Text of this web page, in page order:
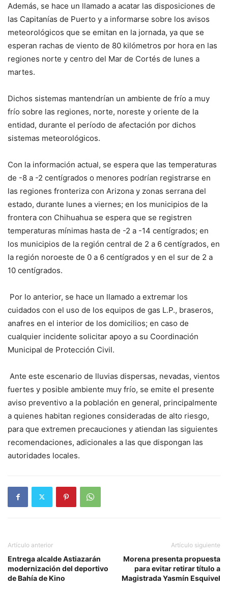
Además, se hace un llamado a acatar las disposiciones de
las Capitanías de Puerto y a informarse sobre los avisos
meteorológicos que se emitan en la jornada, ya que se
esperan rachas de viento de 80 kilómetros por hora en las
regiones norte y centro del Mar de Cortés de lunes a
martes.
Dichos sistemas mantendrían un ambiente de frío a muy
frío sobre las regiones, norte, noreste y oriente de la
entidad, durante el período de afectación por dichos
sistemas meteorológicos.
Con la información actual, se espera que las temperaturas
de -8 a -2 centígrados o menores podrían registrarse en
las regiones fronteriza con Arizona y zonas serrana del
estado, durante lunes a viernes; en los municipios de la
frontera con Chihuahua se espera que se registren
temperaturas mínimas hasta de -2 a -14 centígrados; en
los municipios de la región central de 2 a 6 centígrados, en
la región noroeste de 0 a 6 centígrados y en el sur de 2 a
10 centígrados.
Por lo anterior, se hace un llamado a extremar los
cuidados con el uso de los equipos de gas L.P., braseros,
anafres en el interior de los domicilios; en caso de
cualquier incidente solicitar apoyo a su Coordinación
Municipal de Protección Civil.
Ante este escenario de lluvias dispersas, nevadas, vientos
fuertes y posible ambiente muy frío, se emite el presente
aviso preventivo a la población en general, principalmente
a quienes habitan regiones consideradas de alto riesgo,
para que extremen precauciones y atiendan las siguientes
recomendaciones, adicionales a las que dispongan las
autoridades locales.
Artículo anterior
Entrega alcalde Astiazarán
modernización del deportivo
de Bahía de Kino
Artículo siguiente
Morena presenta propuesta
para evitar retirar título a
Magistrada Yasmín Esquivel